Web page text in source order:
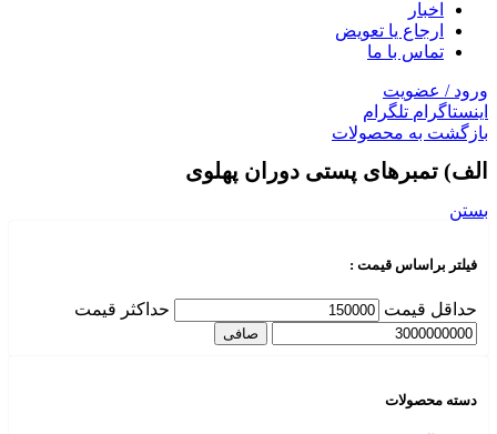
اخبار
ارجاع یا تعویض
تماس با ما
ورود / عضویت
اینستاگرام تلگرام
بازگشت به محصولات
الف) تمبرهای پستی دوران پهلوی
بستن
فیلتر براساس قیمت :
حداقل قیمت حداكثر قيمت
صافی
دسته محصولات